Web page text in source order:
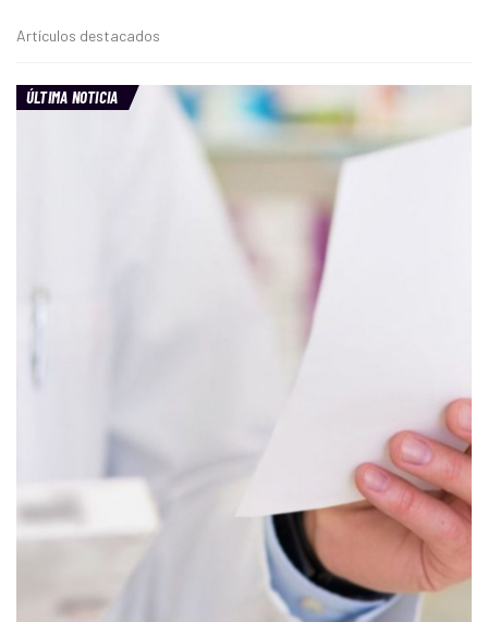
Artículos destacados
ÚLTIMA NOTICIA